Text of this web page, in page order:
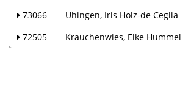
73066
Uhingen Iris Holz-de Ceglia
72505
Krauchenwies Elke Hummel